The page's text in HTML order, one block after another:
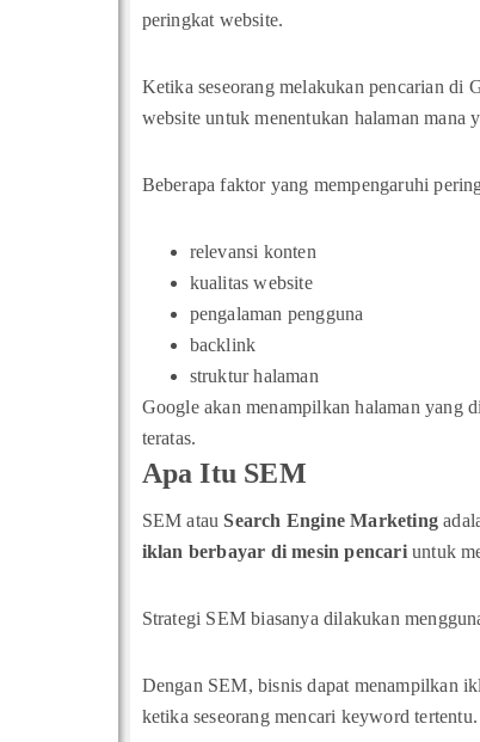
peringkat website.
Ketika seseorang melakukan pencarian di
website untuk menentukan halaman mana
Beberapa faktor yang mempengaruhi
relevansi konten
kualitas website
pengalaman pengguna
backlink
struktur halaman
Google akan menampilkan halaman yang
teratas.
Apa Itu SEM
SEM atauSearch Engine Marketing
iklan berbayar di mesin pencariuntuk
Strategi SEM biasanya dilakukan
Dengan SEM, bisnis dapat menampilkan
ketika seseorang mencari keyword tertentu.